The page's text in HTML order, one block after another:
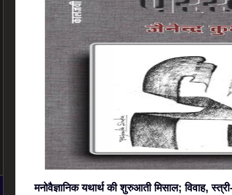
मनोवैज्ञानिक यथार्थ की शुरुआती मिसाल; विवाह,